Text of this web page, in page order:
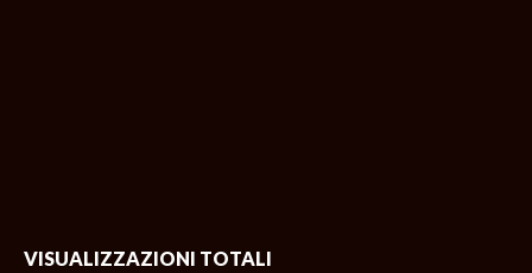
VISUALIZZAZIONI TOTALI